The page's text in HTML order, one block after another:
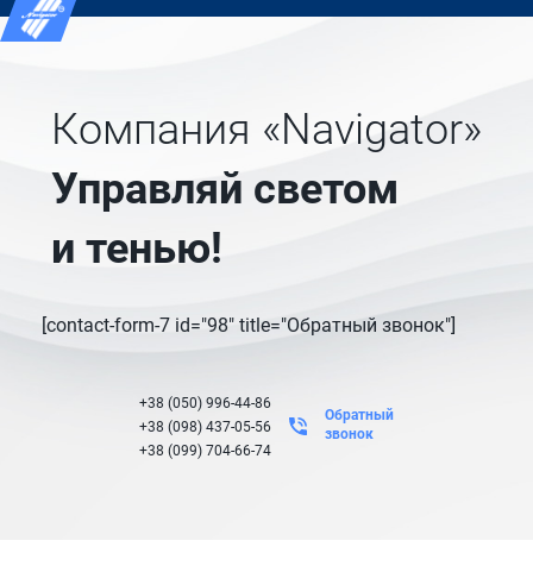
Компания «Navigator»
Управляй светом
и тенью!
[contact-form-7 id="98" title="Обратный звонок"]
+38 (050) 996-44-86
+38 (098) 437-05-56
+38 (099) 704-66-74
Обратный
звонок